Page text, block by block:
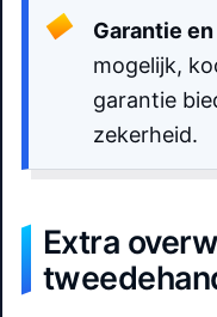
Garantie
mogelijk,
garantie
zekerheid.
Extra